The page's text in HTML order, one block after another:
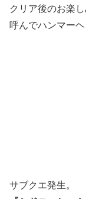
クリア後のお楽
呼んでハンマー
サブクエ発生。